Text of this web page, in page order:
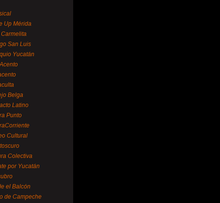
Up Mérida
San Luis
Yucatán
Belga
Latino
Punto
Cultural
Colectiva
por Yucatán
el Balcón
de Campeche